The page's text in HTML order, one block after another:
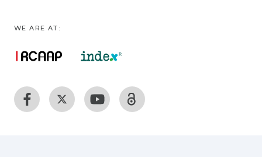
WE ARE AT: